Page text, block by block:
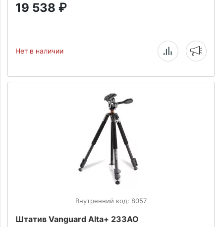
19 538 ₽
Нет в наличии
Внутренний код: 8057
Штатив Vanguard Alta+ 233AO